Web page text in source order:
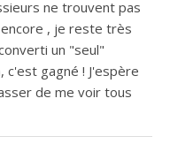
ne trouvent pas
, je reste très
un "seul"
c'est gagné ! J'espère
de me voir tous